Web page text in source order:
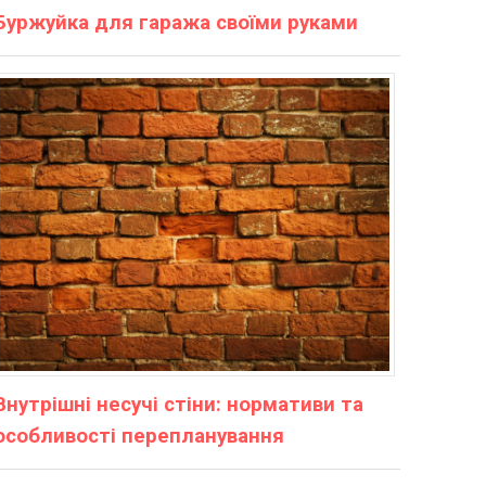
для гаража своїми руками
несучі стіни: нормативи та
перепланування